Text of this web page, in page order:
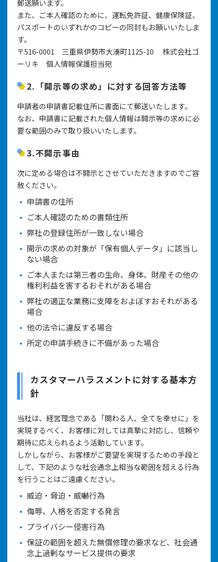
郵送願います。
また、ご本人確認のために、運転免許証、健康保険証、
パスポートのいずれかのコピーの同封もお願いいたしま
す。
〒516-0001 三重県伊勢市大湊町1125-10 株式会社ゴ
ーリキ 個人情報保護担当宛
2.「開示等の求め」に対する回答方法等
申請者の申請書記載住所に書面にて郵送いたします。
なお、申請書に記載された個人情報は開示等の求めに必
要な範囲のみで取り扱いいたします。
3.不開示事由
次に定める場合は不開示とさせていただきますのでご容
赦ください。
申請書の住所
ご本人確認のための書類住所
弊社の登録住所が一致しない場合
開示の求めの対象が「保有個人データ」に該当し
ない場合
ご本人または第三者の生命、身体、財産その他の
権利利益を害するおそれがある場合
弊社の適正な業務に支障をおよぼすおそれがある
場合
他の法令に違反する場合
所定の申請手続きに不備があった場合
カスタマーハラスメントに対する基本方
針
当社は、経営理念である「関わる人、全てを幸せに」を
実現するべく、お客様に対しては真摯に対応し、信頼や
期待に応えられるよう活動しています。
しかしながら、お客様がご要望を実現するための手段と
して、下記のような社会通念上相当な範囲を超える行為
を行うことはご遠慮ください。
威迫・脅迫・威嚇行為
侮辱、人格を否定する発言
プライバシー侵害行為
保証の範囲を超えた無償修理の要求など、社会通
念上過剰なサービス提供の要求